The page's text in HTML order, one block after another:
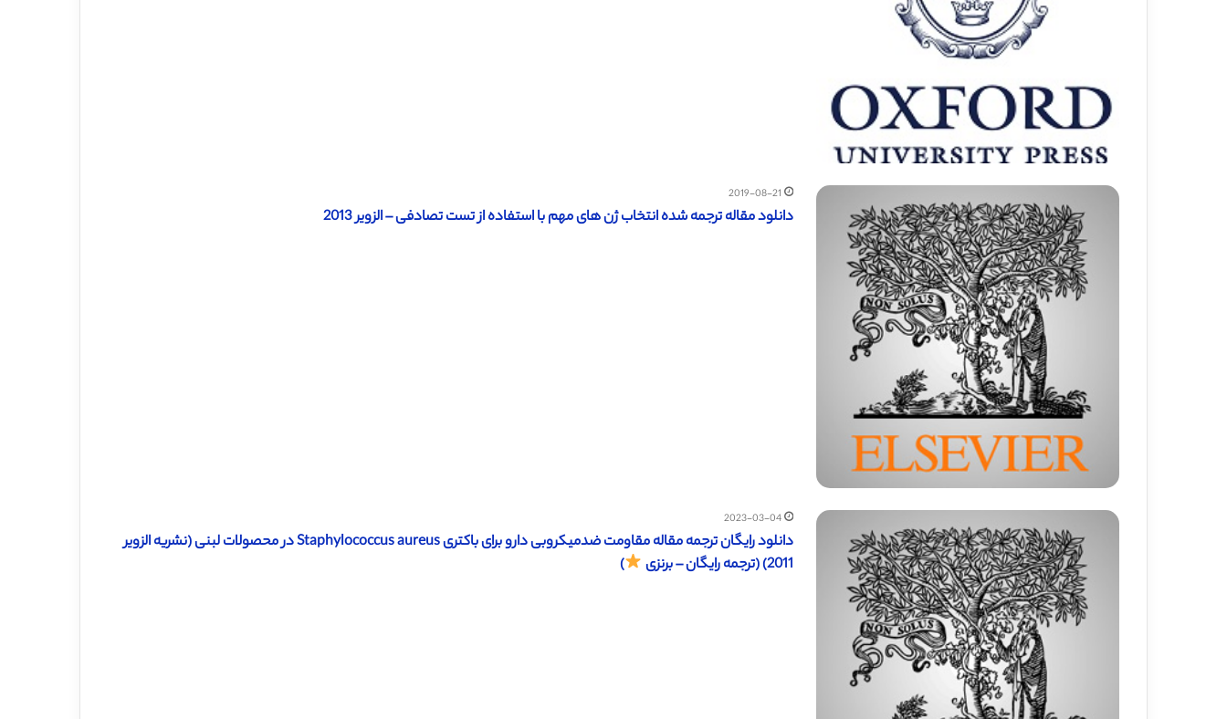
2019-08-21
دانلود مقاله ترجمه شده انتخاب ژن های مهم با استفاده از تست تصادفی – الزویر 2013
2023-03-04
دانلود رایگان ترجمه مقاله مقاومت ضدمیکروبی دارو برای باکتری Staphylococcus aureus در محصولات لبنی (نشریه الزویر
2011) (ترجمه رایگان – برنزی
)